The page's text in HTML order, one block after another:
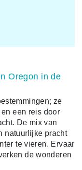
Oregon in de
ze
een reis door
De mix van
natuurlijke pracht
te vieren. Ervaar
de wonderen